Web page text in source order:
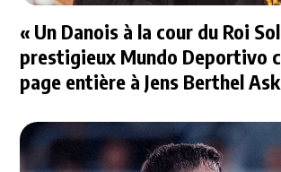
« Un Danois à la cour du Roi
prestigieux Mundo Deportivo
page entière à Jens Berthel